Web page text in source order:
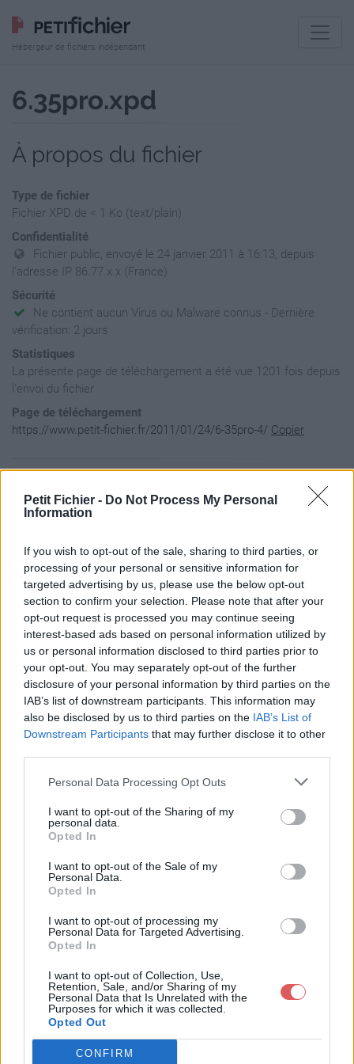
Petit Fichier - Do Not Process My Personal
Information
If you wish to opt-out of the sale, sharing to third parties, or
processing of your personal or sensitive information for
targeted advertising by us, please use the below opt-out
section to confirm your selection. Please note that after your
opt-out request is processed you may continue seeing
interest-based ads based on personal information utilized by
us or personal information disclosed to third parties prior to
your opt-out. You may separately opt-out of the further
disclosure of your personal information by third parties on the
IAB’s list of downstream participants. This information may
also be disclosed by us to third parties on the IAB’s List of
Downstream Participants that may further disclose it to other
Personal Data Processing Opt Outs
I want to opt-out of the Sharing of my
personal data.
Opted In
I want to opt-out of the Sale of my
Personal Data.
Opted In
I want to opt-out of processing my
Personal Data for Targeted Advertising.
Opted In
I want to opt-out of Collection, Use,
Retention, Sale, and/or Sharing of my
Personal Data that Is Unrelated with the
Purposes for which it was collected.
Opted Out
CONFIRM
Hébergeur de fichiers indépendant
6.35pro.xpd
À propos du fichier
Type de fichier
Fichier XPD de < 1 Ko (text/plain)
Confidentialité
Fichier public, envoyé le 24 janvier 2011 à 16:13, depuis
l'adresse IP 86.77.x.x (France)
Sécurité
Ne contient aucun Virus ou Malware connus - Dernière
vérification: 2 jours
Statistiques
La présente page de téléchargement a été vue 1201 fois depuis
l'envoi du fichier
Page de téléchargement
https://www.petit-fichier.fr/2011/01/24/6-35pro-4/ Copier
EID=gdp#
Desc=6.35 PRO
Size=5000
Code=HEN
NPage=
[File]
C=http://www.petit-fichier.fr/2011/01/24/eboot/eboot.PBP
A=
Partager le fichier 6.35pro.xpd
sur le Web et les réseaux
sociaux:
Télécharger le fichier 6.35pro.xp